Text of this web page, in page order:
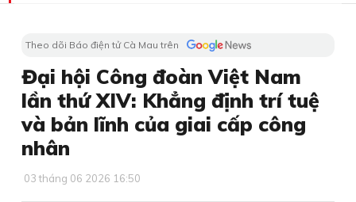
Theo dõi Báo điện tử Cà Mau trên
Đại hội Công đoàn Việt Nam
lần thứ XIV: Khẳng định trí tuệ
và bản lĩnh của giai cấp công
nhân
03 tháng 06 2026 16:50